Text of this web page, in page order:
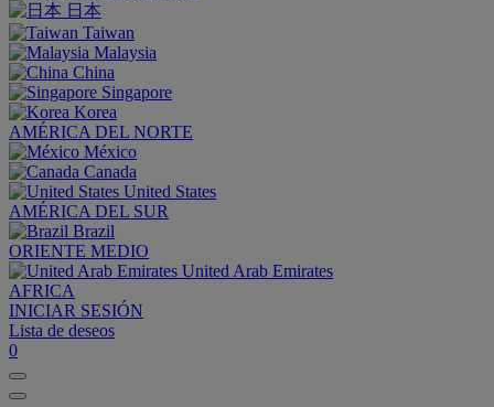
日本
Taiwan
Malaysia
China
Singapore
Korea
AMÉRICA DEL NORTE
México
Canada
United States
AMÉRICA DEL SUR
Brazil
ORIENTE MEDIO
United Arab Emirates
AFRICA
INICIAR SESIÓN
Lista de deseos
0